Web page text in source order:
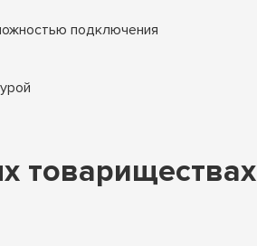
подключения
товариществах